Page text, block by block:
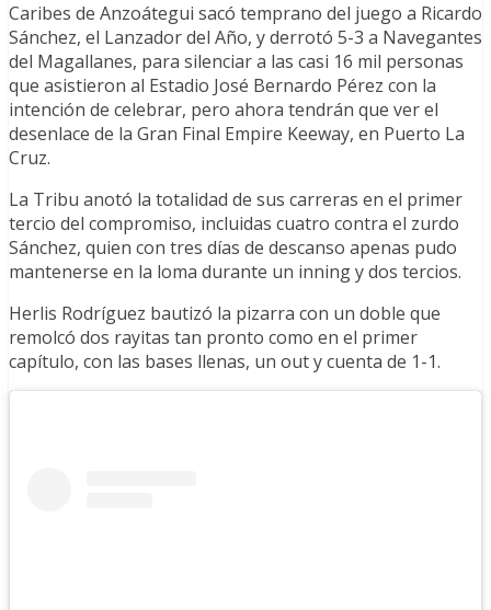
Caribes de Anzoátegui sacó temprano del juego a Ricardo
Sánchez, el Lanzador del Año, y derrotó 5-3 a Navegantes
del Magallanes, para silenciar a las casi 16 mil personas
que asistieron al Estadio José Bernardo Pérez con la
intención de celebrar, pero ahora tendrán que ver el
desenlace de la Gran Final Empire Keeway, en Puerto La
Cruz.
La Tribu anotó la totalidad de sus carreras en el primer
tercio del compromiso, incluidas cuatro contra el zurdo
Sánchez, quien con tres días de descanso apenas pudo
mantenerse en la loma durante un inning y dos tercios.
Herlis Rodríguez bautizó la pizarra con un doble que
remolcó dos rayitas tan pronto como en el primer
capítulo, con las bases llenas, un out y cuenta de 1-1.